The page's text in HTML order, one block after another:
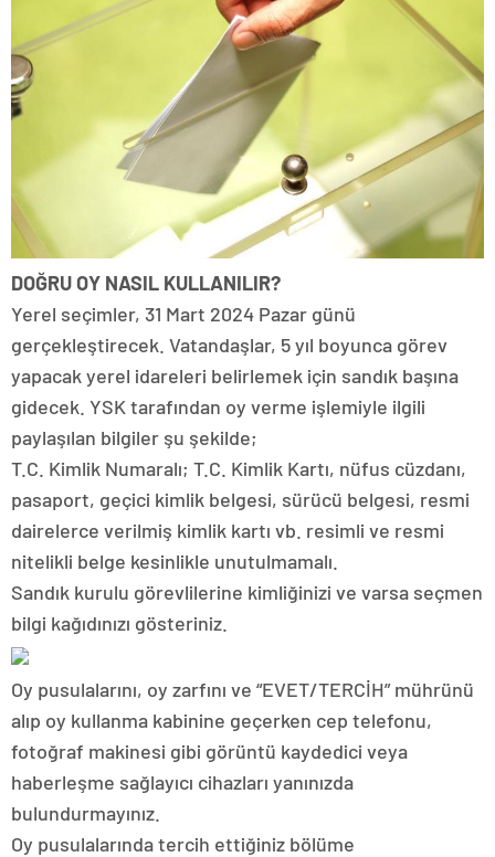
DOĞRU OY NASIL KULLANILIR?
Yerel seçimler, 31 Mart 2024 Pazar günü
gerçekleştirecek. Vatandaşlar, 5 yıl boyunca görev
yapacak yerel idareleri belirlemek için sandık başına
gidecek. YSK tarafından oy verme işlemiyle ilgili
paylaşılan bilgiler şu şekilde;
T.C. Kimlik Numaralı; T.C. Kimlik Kartı, nüfus cüzdanı,
pasaport, geçici kimlik belgesi, sürücü belgesi, resmi
dairelerce verilmiş kimlik kartı vb. resimli ve resmi
nitelikli belge kesinlikle unutulmamalı.
Sandık kurulu görevlilerine kimliğinizi ve varsa seçmen
bilgi kağıdınızı gösteriniz.
Oy pusulalarını, oy zarfını ve “EVET/TERCİH” mührünü
alıp oy kullanma kabinine geçerken cep telefonu,
fotoğraf makinesi gibi görüntü kaydedici veya
haberleşme sağlayıcı cihazları yanınızda
bulundurmayınız.
Oy pusulalarında tercih ettiğiniz bölüme